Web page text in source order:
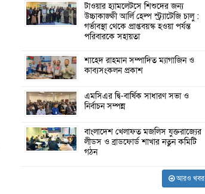
টাওয়ার হ্যামলেটসে শিশুদের জন্য
উচ্চাকাঙ্ক্ষী আর্লি হেল্প স্ট্র্যাটেজি চালু :
গর্ভাবস্থা থেকে প্রাপ্তবয়স্ক হওয়া পর্যন্ত
পরিবারকে সহায়তা
শাহেদ রাহমান সম্পাদিত ম্যাগাজিন ও
কাব্যসংকলন প্রকাশ
এমসিএর দ্বি-বার্ষিক সাধারণ সভা ও
নির্বাচন সম্পন্ন
বাংলাদেশ খেলাফত মজলিস যুক্তরাজ্যের
লীডস ও ব্রাডফোর্ড শাখার নতুন কমিটি
গঠন
আরও খবর